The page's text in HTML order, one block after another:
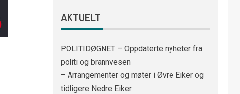
AKTUELT
POLITIDØGNET – Oppdaterte nyheter fra
politi og brannvesen
– Arrangementer og møter i Øvre Eiker og
tidligere Nedre Eiker